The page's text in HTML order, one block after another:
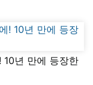
년 만에 등장한